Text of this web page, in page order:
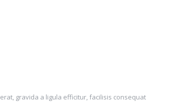
gravida a ligula efficitur, facilisis consequat